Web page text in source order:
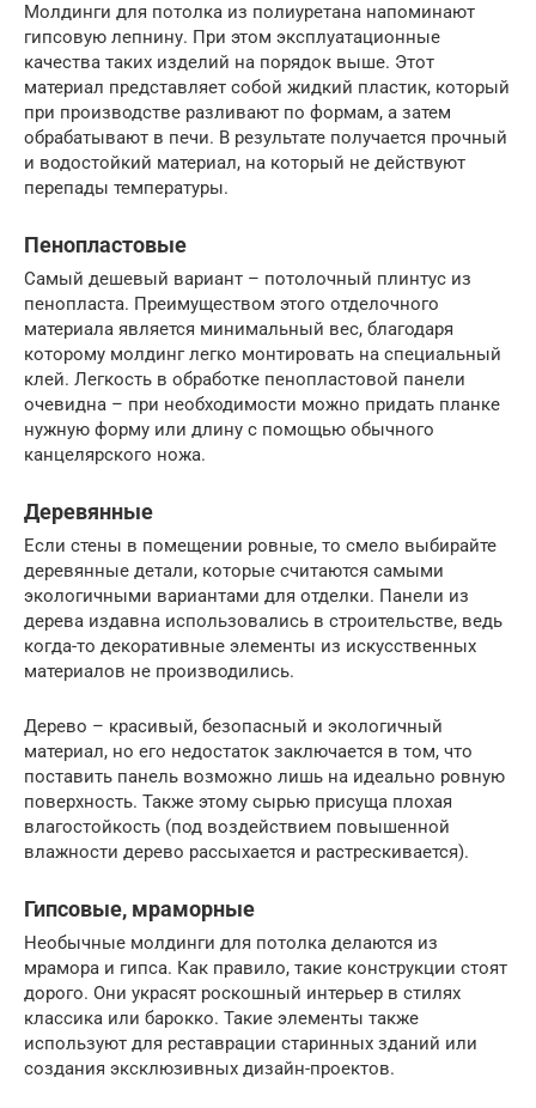
Молдинги для потолка из полиуретана напоминают
гипсовую лепнину. При этом эксплуатационные
качества таких изделий на порядок выше. Этот
материал представляет собой жидкий пластик, который
при производстве разливают по формам, а затем
обрабатывают в печи. В результате получается прочный
и водостойкий материал, на который не действуют
перепады температуры.
Пенопластовые
Самый дешевый вариант – потолочный плинтус из
пенопласта. Преимуществом этого отделочного
материала является минимальный вес, благодаря
которому молдинг легко монтировать на специальный
клей. Легкость в обработке пенопластовой панели
очевидна – при необходимости можно придать планке
нужную форму или длину с помощью обычного
канцелярского ножа.
Деревянные
Если стены в помещении ровные, то смело выбирайте
деревянные детали, которые считаются самыми
экологичными вариантами для отделки. Панели из
дерева издавна использовались в строительстве, ведь
когда-то декоративные элементы из искусственных
материалов не производились.
Дерево – красивый, безопасный и экологичный
материал, но его недостаток заключается в том, что
поставить панель возможно лишь на идеально ровную
поверхность. Также этому сырью присуща плохая
влагостойкость (под воздействием повышенной
влажности дерево рассыхается и растрескивается).
Гипсовые, мраморные
Необычные молдинги для потолка делаются из
мрамора и гипса. Как правило, такие конструкции стоят
дорого. Они украсят роскошный интерьер в стилях
классика или барокко. Такие элементы также
используют для реставрации старинных зданий или
создания эксклюзивных дизайн-проектов.